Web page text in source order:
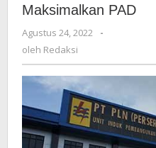
Maksimalkan PAD
Agustus 24, 2022
oleh
-
oleh Redaksi